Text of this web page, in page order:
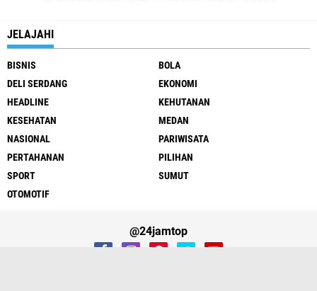
JELAJAHI
BISNIS
BOLA
DELI SERDANG
EKONOMI
HEADLINE
KEHUTANAN
KESEHATAN
MEDAN
NASIONAL
PARIWISATA
PERTAHANAN
PILIHAN
SPORT
SUMUT
OTOMOTIF
@24jamtop